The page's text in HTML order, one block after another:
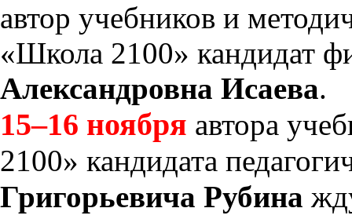
автор учебников и
«Школа 2100» кандидат
Александровна Исаева.
15–16 ноября автора
2100» кандидата
Григорьевича Рубина